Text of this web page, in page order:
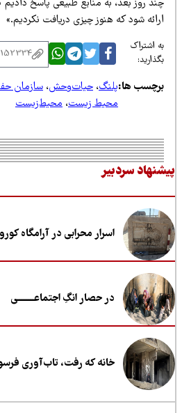
روز بعد، به منابع طبیعی پاسخ دادیم که
شود که هنوز چیزی دریافت نکردیم.»
اشتراک
ها:پلنگ،حیات‌وحش،سازمان
محیط زیست،محیط‌زیست
سردبیر
اسرار محرابی در آرامگاه کوروش
در حصار انگِ اجتماعــــــــی
خانه که رفت، تاب‌آوری فرسوده